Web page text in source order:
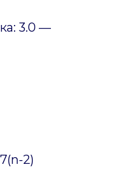
3.0 —
2)